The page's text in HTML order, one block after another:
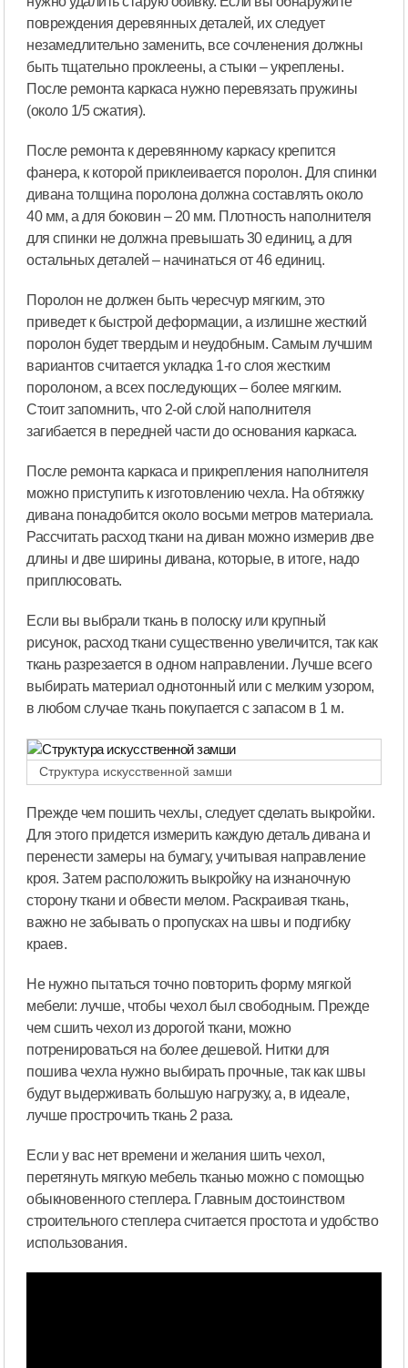
повреждения деревянных деталей, их следует
незамедлительно заменить, все сочленения должны
быть тщательно проклеены, а стыки – укреплены.
После ремонта каркаса нужно перевязать пружины
(около 1/5 сжатия).
После ремонта к деревянному каркасу крепится
фанера, к которой приклеивается поролон. Для спинки
дивана толщина поролона должна составлять около
40 мм, а для боковин – 20 мм. Плотность наполнителя
для спинки не должна превышать 30 единиц, а для
остальных деталей – начинаться от 46 единиц.
Поролон не должен быть чересчур мягким, это
приведет к быстрой деформации, а излишне жесткий
поролон будет твердым и неудобным. Самым лучшим
вариантов считается укладка 1-го слоя жестким
поролоном, а всех последующих – более мягким.
Стоит запомнить, что 2-ой слой наполнителя
загибается в передней части до основания каркаса.
После ремонта каркаса и прикрепления наполнителя
можно приступить к изготовлению чехла. На обтяжку
дивана понадобится около восьми метров материала.
Рассчитать расход ткани на диван можно измерив две
длины и две ширины дивана, которые, в итоге, надо
приплюсовать.
Если вы выбрали ткань в полоску или крупный
рисунок, расход ткани существенно увеличится, так как
ткань разрезается в одном направлении. Лучше всего
выбирать материал однотонный или с мелким узором,
в любом случае ткань покупается с запасом в 1 м.
Структура искусственной замши
Прежде чем пошить чехлы, следует сделать выкройки.
Для этого придется измерить каждую деталь дивана и
перенести замеры на бумагу, учитывая направление
кроя. Затем расположить выкройку на изнаночную
сторону ткани и обвести мелом. Раскраивая ткань,
важно не забывать о пропусках на швы и подгибку
краев.
Не нужно пытаться точно повторить форму мягкой
мебели: лучше, чтобы чехол был свободным. Прежде
чем сшить чехол из дорогой ткани, можно
потренироваться на более дешевой. Нитки для
пошива чехла нужно выбирать прочные, так как швы
будут выдерживать большую нагрузку, а, в идеале,
лучше прострочить ткань 2 раза.
Если у вас нет времени и желания шить чехол,
перетянуть мягкую мебель тканью можно с помощью
обыкновенного степлера. Главным достоинством
строительного степлера считается простота и удобство
использования.